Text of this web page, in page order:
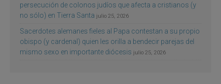
persecución de colonos judíos que afecta a cristianos (y
no sólo) en Tierra Santa julio 25, 2026
Sacerdotes alemanes fieles al Papa contestan a su propio
obispo (y cardenal) quien les orilla a bendecir parejas del
mismo sexo en importante diócesis julio 25, 2026